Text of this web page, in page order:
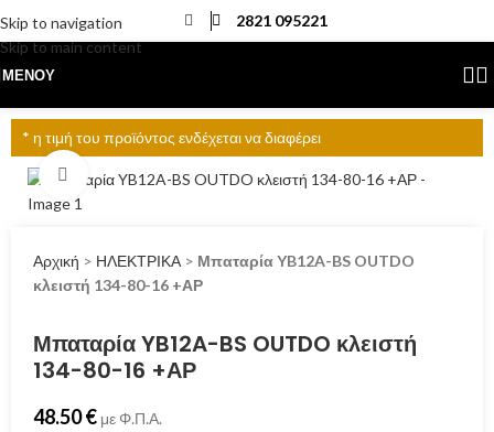
Skip to navigation
Skip to main content
2821 095221
ΜΕΝΟΎ
* η τιμή του προϊόντος ενδέχεται να διαφέρει
Click to enlarge
Αρχική > ΗΛΕΚΤΡΙΚΑ > Μπαταρία YB12A-BS OUTDO
κλειστή 134-80-16 +ΑΡ
Μπαταρία YB12A-BS OUTDO κλειστή
134-80-16 +ΑΡ
48.50€ με Φ.Π.Α.